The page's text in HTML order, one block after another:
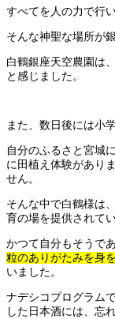
すべてを人の力で行
そんな神聖な場所が
白鶴銀座天空農園は
と感じました。
また、数日後には小
自分のふるさと宮城
に田植え体験があり
せん。
そんな中で白鶴様は
育の場を提供されて
かつて自分もそうで
粒のありがたみを身
いました。
ナデシコプログラム
した日本酒には、忘